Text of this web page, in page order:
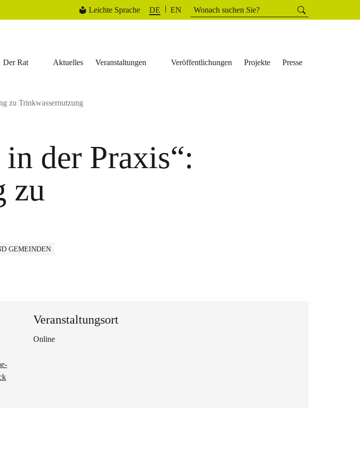
Suchen
nach:
Suchen
DE EN
Leichte Sprache
Der Rat Aktuelles Veranstaltungen Veröffentlichungen Projekte Presse
zu Trinkwassernutzung
der Praxis“:
zu
GEMEINDEN
Veranstaltungsort
Online